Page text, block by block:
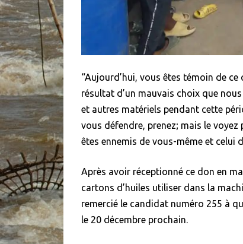
“Aujourd’hui, vous êtes témoin de
résultat d’un mauvais choix que
et autres matériels pendant cette
vous défendre, prenez; mais le voyez
êtes ennemis de vous-même et celui
Après avoir réceptionné ce don en
cartons d’huiles utiliser dans la
remercié le candidat numéro 255 à
le 20 décembre prochain.